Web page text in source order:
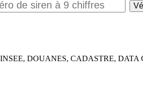
DOUANES, CADASTRE, DATA